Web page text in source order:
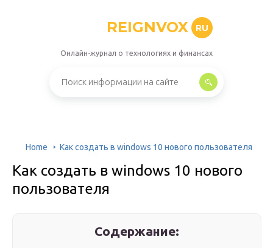
REIGNVOX RU
Онлайн-журнал о технологиях и финансах
Home Как создать в windows 10 нового пользователя
Как создать в windows 10 нового
пользователя
Содержание: